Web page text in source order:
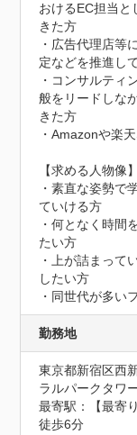
おけるEC担当と
きた方
・広告代理店等
定などを推進し
・コンサルティ
般をリードしな
きた方
・Amazonや楽
【求める人物像】
・素直な姿勢で
ていける方
・何となく時間
たい方
・上が詰まって
したい方
・同世代が多い
勤務地
東京都新宿区西
ラルパークタワ
最寄駅：【最寄
徒歩6分